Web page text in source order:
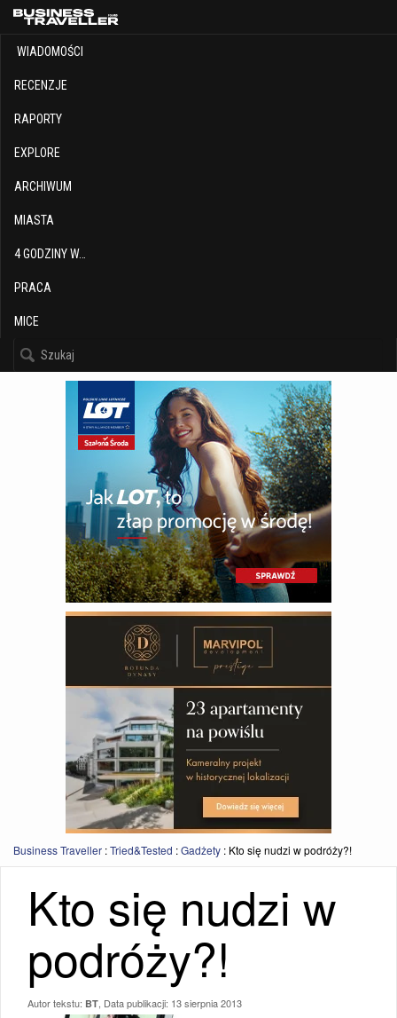
WIADOMOŚCI
RECENZJE
RAPORTY
EXPLORE
ARCHIWUM
MIASTA
4 GODZINY W…
PRACA
MICE
Business Traveller :Tried&Tested :Gadżety : Kto się nudzi w podróży?!
Kto się nudzi w
podróży?!
Autor tekstu: BT , Data publikacji: 13 sierpnia 2013